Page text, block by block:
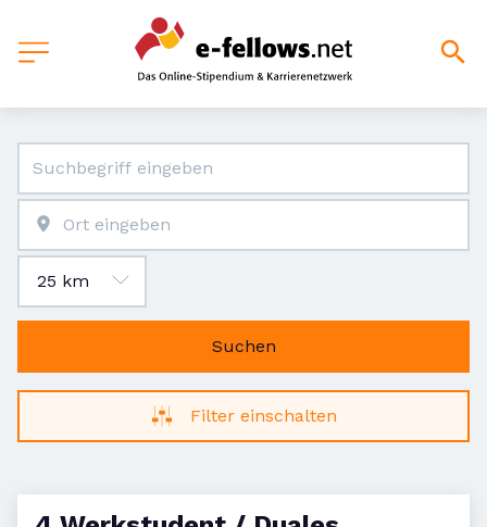
Suchen
Filter einschalten